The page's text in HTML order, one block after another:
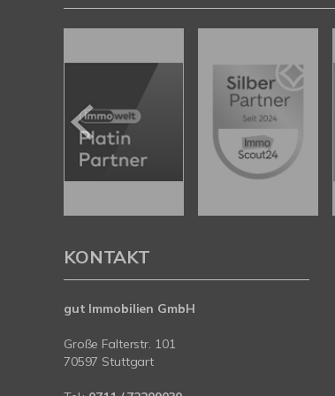
KONTAKT
gut Immobilien GmbH
Große Falterstr. 101
70597 Stuttgart